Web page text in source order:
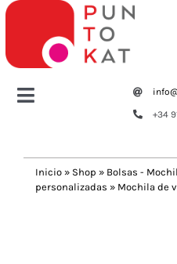
Saltar
contenido
Toggle
Tazas y botellas
+34
Inicio » Shop » Bolsas -
personalizadas » Mochila de